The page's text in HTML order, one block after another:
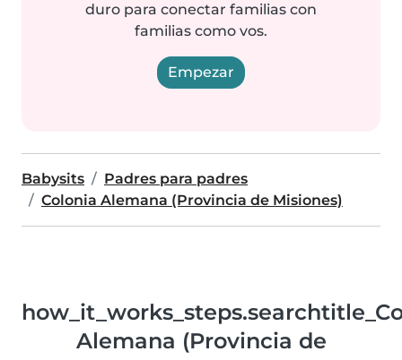
duro para conectar familias con
familias como vos.
Empezar
Babysits
Padres para padres
Colonia Alemana (Provincia de Misiones)
Alemana (Provincia de